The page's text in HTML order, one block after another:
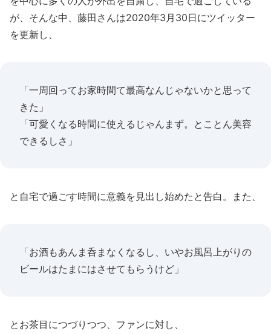
が、そんな中、藤田さんは2020年3月30日にツイッター
を更新し、
「一周回ってお家時間て最高なんじゃないかと思って
きた」
「可愛くなる時間に使えるじゃんまず。とことん美容
できるしさ」
と自宅で過ごす時間に意義を見出し始めたと告白。また、
「お酒もあんま呑まなくなるし、いやお風呂上がりの
ビールはたまにはさせてもらうけど」
とお茶目につづりつつ、ファンに対し、